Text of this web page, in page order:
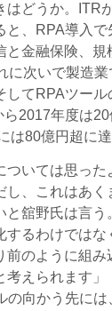
どうか。ITR
と、RPA導入
と金融保険、規
に次いで製造
してRPAツール
2017年度は
は80億円超に達
いては思った
し、これはあく
と舘野氏は言う
するわけではな
前のように組み
考えられます」
の向かう先に